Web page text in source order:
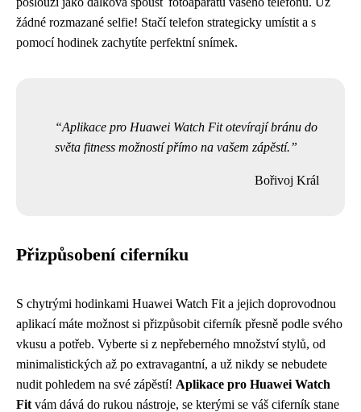
žádné rozmazané selfie! Stačí telefon strategicky umístit a s
pomocí hodinek zachytíte perfektní snímek.
Aplikace pro Huawei Watch Fit otevírají bránu do
světa fitness možností přímo na vašem zápěstí.
Bořivoj Král
Přizpůsobení ciferníku
S chytrými hodinkami Huawei Watch Fit a jejich doprovodnou
aplikací máte možnost si přizpůsobit ciferník přesně podle svého
vkusu a potřeb. Vyberte si z nepřeberného množství stylů, od
minimalistických až po extravagantní, a už nikdy se nebudete
nudit pohledem na své zápěstí! Aplikace pro Huawei Watch
Fit vám dává do rukou nástroje, se kterými se váš ciferník stane